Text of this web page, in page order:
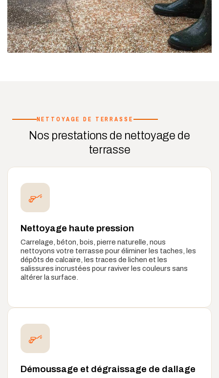
NETTOYAGE DE TERRASSE
Nos prestations de nettoyage de
terrasse
Nettoyage haute pression
Carrelage, béton, bois, pierre naturelle, nous
nettoyons votre terrasse pour éliminer les taches, les
dépôts de calcaire, les traces de lichen et les
salissures incrustées pour raviver les couleurs sans
altérer la surface.
Démoussage et dégraissage de dallage